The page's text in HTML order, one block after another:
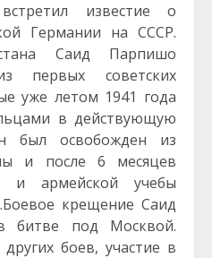
известие о
Германии на СССР.
Саид Парпишо
первых советских
уже летом 1941 года
в действующую
был освобожден из
и после 6 месяцев
и армейской учебы
крещение Саид
битве под Москвой.
боев, участие в